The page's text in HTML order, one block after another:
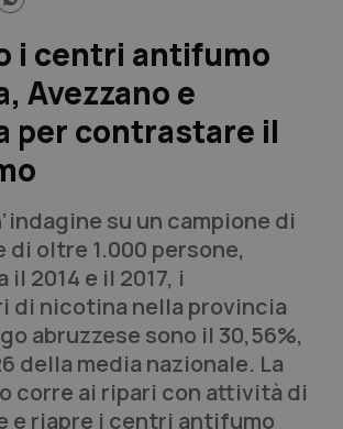
Sanitari.AI
i centri antifumo
Avezzano e
per contrastare il
su un campione di
di oltre 1.000 persone,
2014 e il 2017, i
di nicotina nella provincia
abruzzese sono il 30,56%,
della media nazionale. La
corre ai ripari con attività di
e riapre i centri antifumo